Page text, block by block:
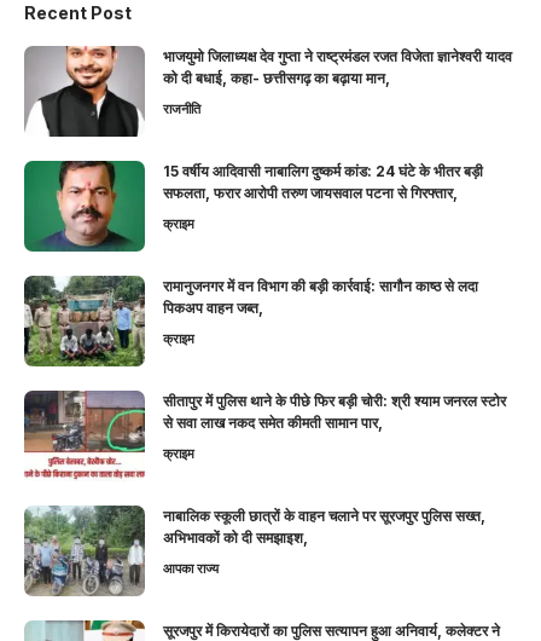
Recent Post
भाजयुमो जिलाध्यक्ष देव गुप्ता ने राष्ट्रमंडल रजत विजेता ज्ञानेश्वरी यादव
को दी बधाई, कहा- छत्तीसगढ़ का बढ़ाया मान,
राजनीति
15 वर्षीय आदिवासी नाबालिग दुष्कर्म कांड: 24 घंटे के भीतर बड़ी
सफलता, फरार आरोपी तरुण जायसवाल पटना से गिरफ्तार,
क्राइम
रामानुजनगर में वन विभाग की बड़ी कार्रवाई: सागौन काष्ठ से लदा
पिकअप वाहन जब्त,
क्राइम
सीतापुर में पुलिस थाने के पीछे फिर बड़ी चोरी: श्री श्याम जनरल स्टोर
से सवा लाख नकद समेत कीमती सामान पार,
क्राइम
नाबालिक स्कूली छात्रों के वाहन चलाने पर सूरजपुर पुलिस सख्त,
अभिभावकों को दी समझाइश,
आपका राज्य
सूरजपुर में किरायेदारों का पुलिस सत्यापन हुआ अनिवार्य, कलेक्टर ने